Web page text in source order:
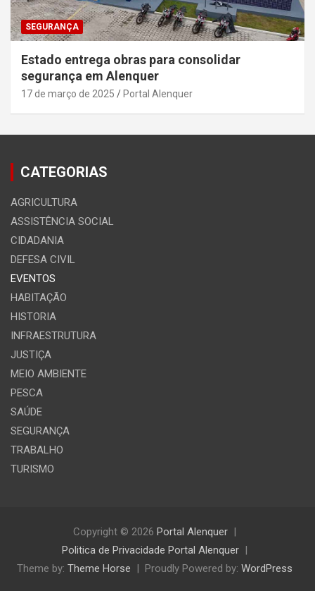
SEGURANÇA
Estado entrega obras para consolidar
segurança em Alenquer
17 de março de 2025 Portal Alenquer
CATEGORIAS
AGRICULTURA
ASSISTÊNCIA SOCIAL
CIDADANIA
DEFESA CIVIL
EVENTOS
HABITAÇÃO
HISTORIA
INFRAESTRUTURA
JUSTIÇA
MEIO AMBIENTE
PESCA
SAÚDE
SEGURANÇA
TRABALHO
TURISMO
Copyright © 2026 Portal Alenquer
Politica de Privacidade Portal Alenquer
Theme by: Theme Horse Proudly Powered by: WordPress